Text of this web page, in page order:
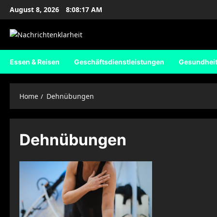
Skip
content
August 8, 2026 8:08:18 AM
Essen & Reisen Geschäftsdienstleistungen Gesundheit
Home Dehnübungen
Dehnübungen